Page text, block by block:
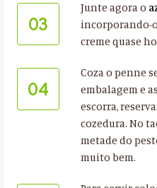
03
Junte agora o
incorporando-
creme quase
04
Coza o penne
embalagem e
escorra,
cozedura. No
metade do
muito bem.